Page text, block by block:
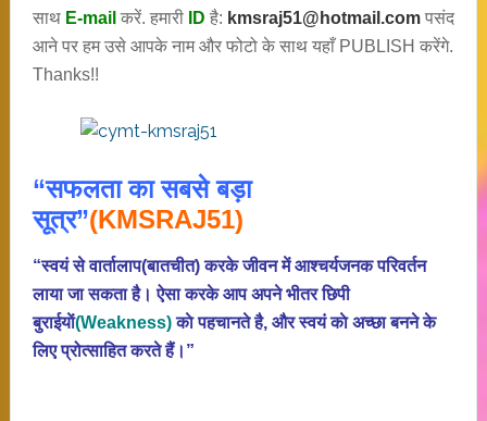
साथ E-mail करें. हमारी ID है: kmsraj51@hotmail.com पसंद
आने पर हम उसे आपके नाम और फोटो के साथ यहाँ PUBLISH करेंगे.
Thanks!!
“सफलता का सबसे बड़ा
सूत्र”(KMSRAJ51)
“स्वयं से वार्तालाप(बातचीत) करके जीवन में आश्चर्यजनक परिवर्तन
लाया जा सकता है। ऐसा करके आप अपने भीतर छिपी
बुराईयाें(Weakness)काे पहचानते है, और स्वयं काे अच्छा बनने के
लिए प्रोत्साहित करते हैं।”